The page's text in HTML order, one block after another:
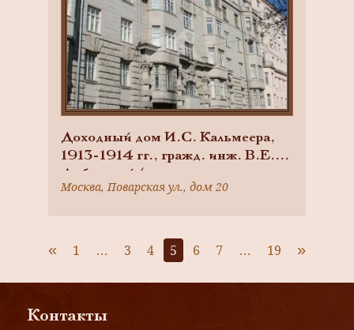
Доходный дом И.С. Кальмеера,
1913-1914 гг., гражд. инж. В.Е.
Дубовской (с художественно-
ценными интерьерами)
Москва, Поварская ул., дом 20
« 1 … 3 4 5 6 7 … 19 »
Контакты